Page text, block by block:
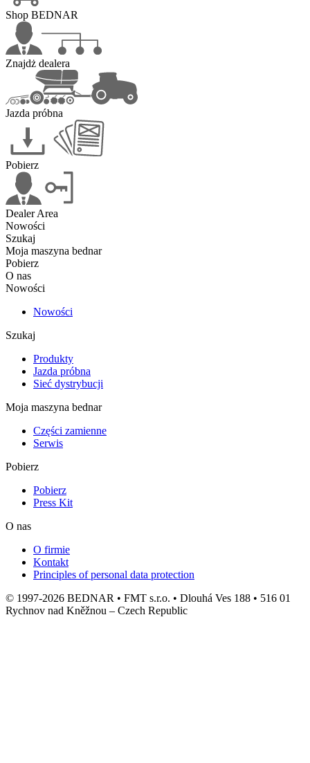
Shop BEDNAR
Znajdż dealera
Jazda próbna
Pobierz
Dealer Area
Nowości
Szukaj
Moja maszyna bednar
Pobierz
O nas
Nowości
Nowości
Szukaj
Produkty
Jazda próbna
Sieć dystrybucji
Moja maszyna bednar
Części zamienne
Serwis
Pobierz
Pobierz
Press Kit
O nas
O firmie
Kontakt
Principles of personal data protection
© 1997-2026 BEDNAR • FMT s.r.o. • Dlouhá Ves 188 • 516 01
Rychnov nad Kněžnou – Czech Republic